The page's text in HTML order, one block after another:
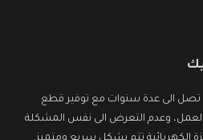
تصل الى عدة سنوات مع توفير قطع
العمل، وعدم التعرض الى نفس المشكلة